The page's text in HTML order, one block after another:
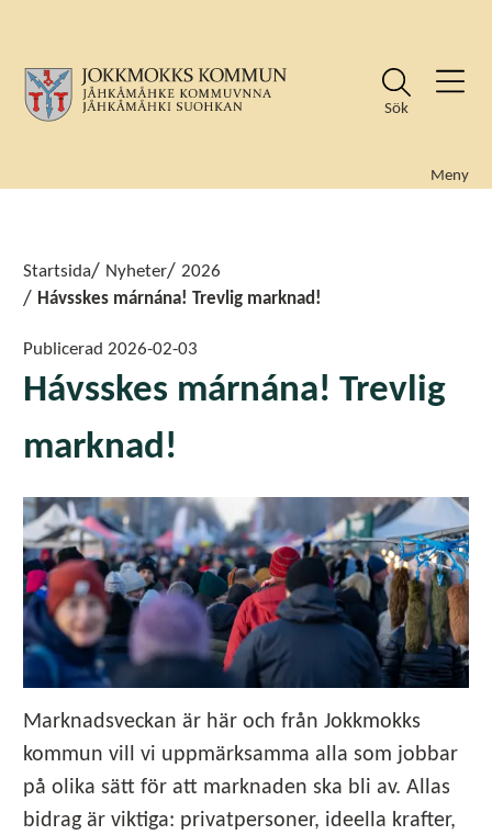
Sök
Meny
Startsida Nyheter
2026
Hávsskes márnána! Trevlig marknad!
Hávsskes márnána! Trevlig
marknad!
Publicerad 2026-02-03
Marknadsveckan är här och från Jokkmokks
kommun vill vi uppmärksamma alla som jobbar
på olika sätt för att marknaden ska bli av. Allas
bidrag är viktiga: privatpersoner, ideella krafter,